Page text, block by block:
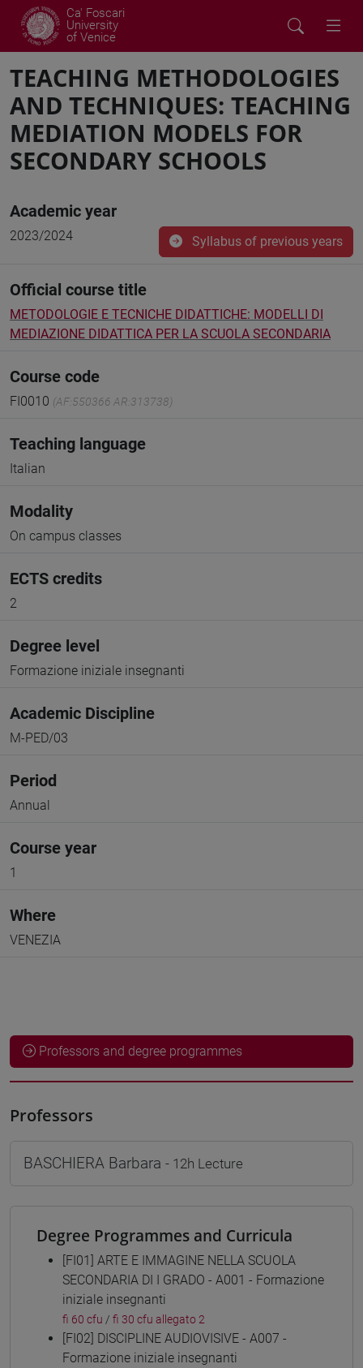
Ca' Foscari
University
of Venice
TEACHING METHODOLOGIES
AND TECHNIQUES: TEACHING
MEDIATION MODELS FOR
SECONDARY SCHOOLS
Academic year
2023/2024 Syllabus of previous years
Official course title
METODOLOGIE E TECNICHE DIDATTICHE: MODELLI DI
MEDIAZIONE DIDATTICA PER LA SCUOLA SECONDARIA
Course code
FI0010 (AF:550366 AR:313738)
Teaching language
Italian
Modality
On campus classes
ECTS credits
2
Degree level
Formazione iniziale insegnanti
Academic Discipline
M-PED/03
Period
Annual
Course year
1
Where
VENEZIA
Professors and degree programmes
Professors
BASCHIERA Barbara - 12h Lecture
Degree Programmes and Curricula
[FI01] ARTE E IMMAGINE NELLA SCUOLA
SECONDARIA DI I GRADO - A001 - Formazione
iniziale insegnanti
fi 60 cfu / fi 30 cfu allegato 2
[FI02] DISCIPLINE AUDIOVISIVE - A007 -
Formazione iniziale insegnanti